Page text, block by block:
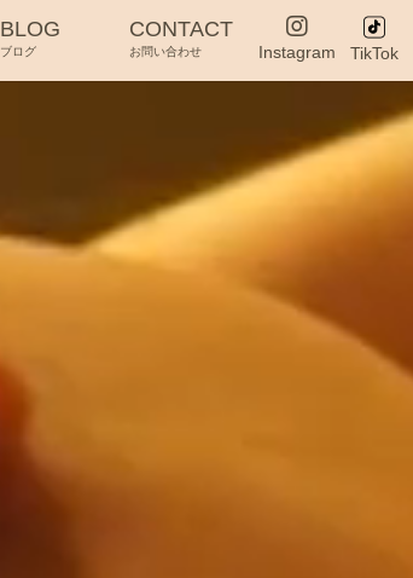
BLOG
ブログ
CONTACT
お問い合わせ Instagram TikTok